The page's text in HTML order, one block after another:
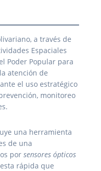
a través de
Espaciales
Poder Popular para
atención de
el uso estratégico
monitoreo
una herramienta
de una
por sensores ópticos
rápida que